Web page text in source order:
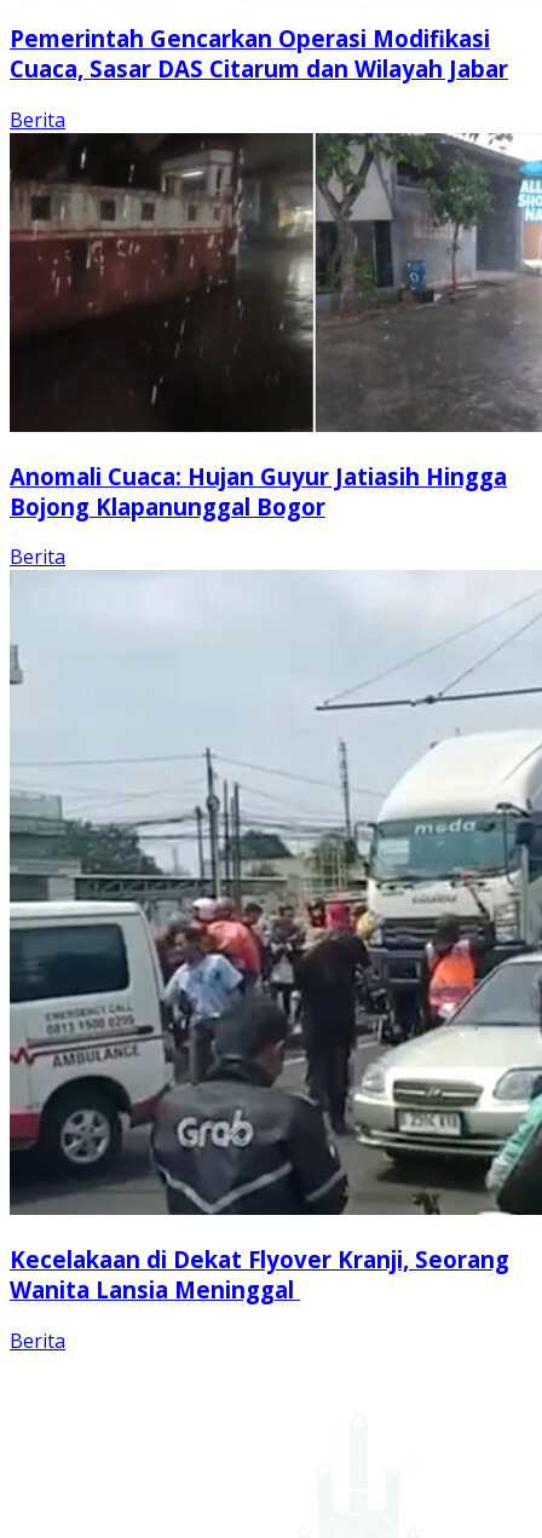
Pemerintah Gencarkan Operasi Modifikasi
Cuaca, Sasar DAS Citarum dan Wilayah Jabar
Berita
Anomali Cuaca: Hujan Guyur Jatiasih Hingga
Bojong Klapanunggal Bogor
Berita
Kecelakaan di Dekat Flyover Kranji, Seorang
Wanita Lansia Meninggal
Berita